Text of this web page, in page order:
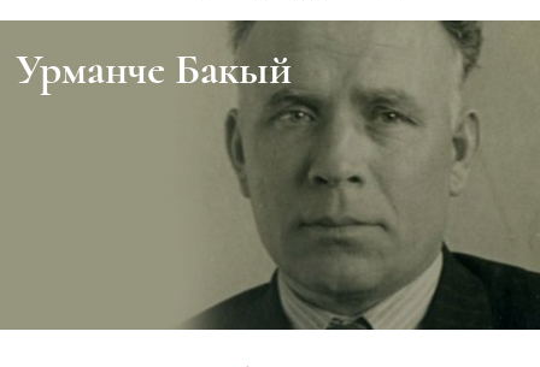
Урманче Бакый